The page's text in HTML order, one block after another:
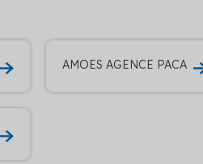
AMOES AGENCE PACA